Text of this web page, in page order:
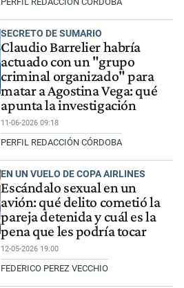
SECRETO DE SUMARIO
Claudio Barrelier habría
actuado con un "grupo
criminal organizado" para
matar a Agostina Vega: qué
apunta la investigación
11-06-2026 09:18
PERFIL REDACCIÓN CÓRDOBA
EN UN VUELO DE COPA AIRLINES
Escándalo sexual en un
avión: qué delito cometió la
pareja detenida y cuál es la
pena que les podría tocar
12-05-2026 19:00
FEDERICO PEREZ VECCHIO